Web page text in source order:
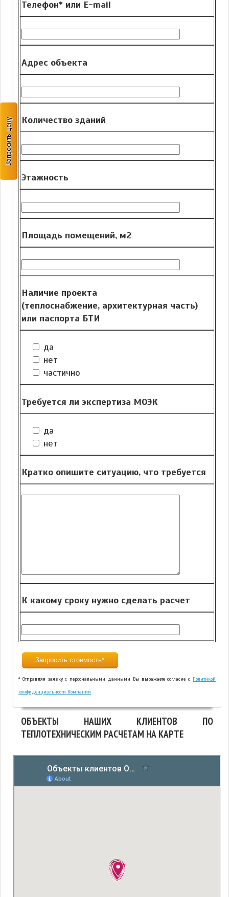
Запросить цену
Телефон* или E-mail
Адрес объекта
Количество зданий
Этажность
Площадь помещений, м2
Наличие проекта
(теплоснабжение, архитектурная часть)
или паспорта БТИ
да
нет
частично
Требуется ли экспертиза МОЭК
да
нет
Кратко опишите ситуацию, что требуется
К какому сроку нужно сделать расчет
* Отправляя заявку с персональными данными Вы выражаете согласие с Политикой
конфиденциальности Компании
Alternative:
ОБЪЕКТЫ НАШИХ КЛИЕНТОВ ПО
ТЕПЛОТЕХНИЧЕСКИМ РАСЧЕТАМ НА КАРТЕ